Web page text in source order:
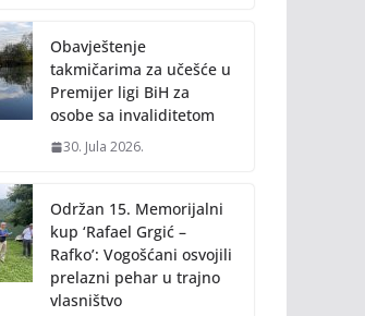
n
k
Obavještenje
takmičarima za učešće u
Premijer ligi BiH za
osobe sa invaliditetom
30. Jula 2026.
Održan 15. Memorijalni
kup ‘Rafael Grgić –
Rafko’: Vogošćani osvojili
prelazni pehar u trajno
vlasništvo